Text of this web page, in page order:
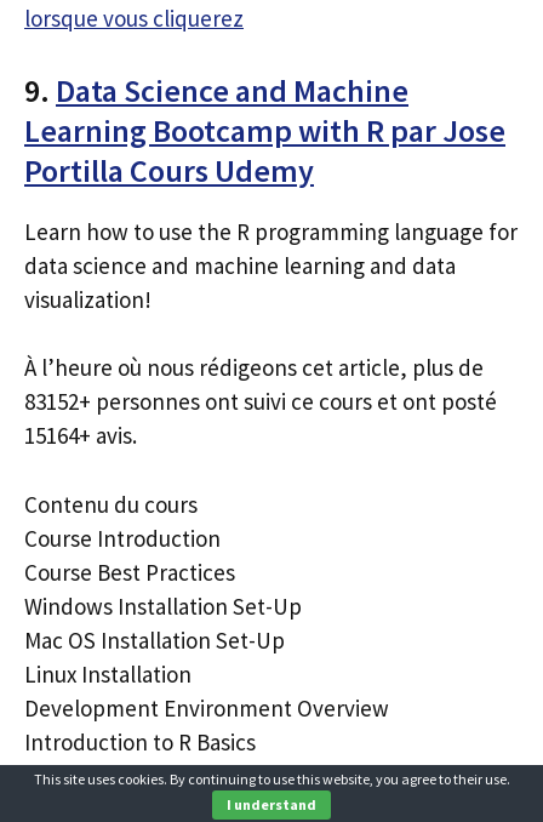
lorsque vous cliquerez
9. Data Science and Machine
Learning Bootcamp with R par Jose
Portilla Cours Udemy
Learn how to use the R programming language for
data science and machine learning and data
visualization!
À l’heure où nous rédigeons cet article, plus de
83152+ personnes ont suivi ce cours et ont posté
15164+ avis.
Contenu du cours
Course Introduction
Course Best Practices
Windows Installation Set-Up
Mac OS Installation Set-Up
Linux Installation
Development Environment Overview
Introduction to R Basics
R Matrices
This site uses cookies. By continuing to use this website, you agree to their use.
I understand